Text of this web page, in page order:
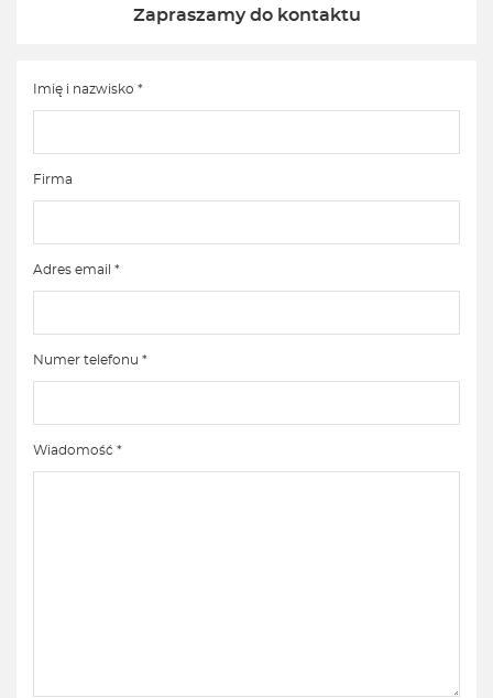
Zapraszamy do kontaktu
Imię i nazwisko *
Firma
Adres email *
Numer telefonu *
Wiadomość *